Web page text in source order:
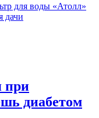
для воды «Атолл»
дачи
при
диабетом